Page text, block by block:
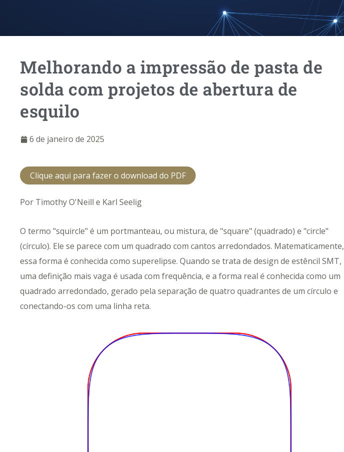
Melhorando a impressão de pasta de
solda com projetos de abertura de
esquilo
6 de janeiro de 2025
Clique aqui para fazer o download do PDF
Por Timothy O'Neill e Karl Seelig
O termo "squircle" é um portmanteau, ou mistura, de "square" (quadrado) e "circle"
(círculo). Ele se parece com um quadrado com cantos arredondados. Matematicamente,
essa forma é conhecida como superelipse. Quando se trata de design de estêncil SMT,
uma definição mais vaga é usada com frequência, e a forma real é conhecida como um
quadrado arredondado, gerado pela separação de quatro quadrantes de um círculo e
conectando-os com uma linha reta.